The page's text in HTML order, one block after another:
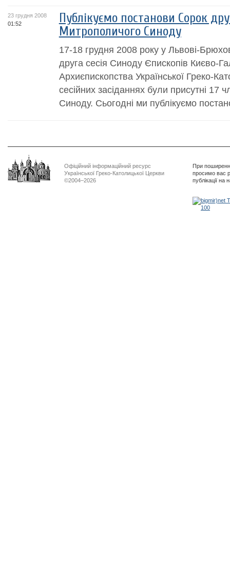
23 грудня 2008
01:52
Публікуємо постанови Сорок
Митрополичого Синоду
17-18 грудня 2008 року у Львові-
друга сесія Синоду Єпископів Києво-
Архиєпископства Української Греко-
сесійних засіданнях були присутні 17
Синоду. Сьогодні ми публікуємо
Офіційний інформаційний ресурс
Української Греко-Католицької Церкви
©2004–2026
При
просимо вас
публікації на